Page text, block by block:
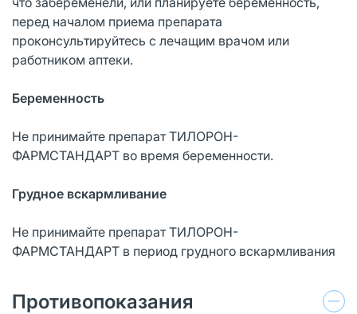
перед началом приема препарата
проконсультируйтесь с лечащим врачом или
работником аптеки.
Беременность
Не принимайте препарат ТИЛОРОН-
ФАРМСТАНДАРТ во время беременности.
Грудное вскармливание
Не принимайте препарат ТИЛОРОН-
ФАРМСТАНДАРТ в период грудного вскармливания
Противопоказания